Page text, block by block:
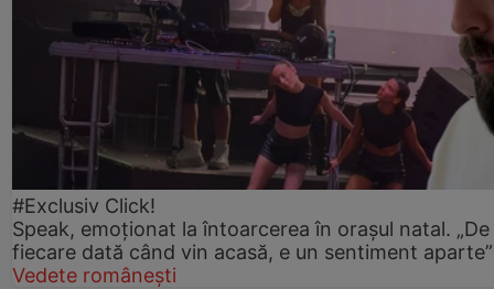
#Exclusiv Click!
Speak, emoționat la întoarcerea în orașul natal. „De
fiecare dată când vin acasă, e un sentiment aparte”
Vedete românești